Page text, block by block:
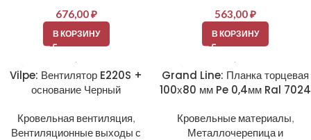
676,00₽
В КОРЗИНУ
563,00₽
В КОРЗИНУ
Vilpe: Вентилятор E220S +
основание Черный
Кровельная вентиляция,
Вентиляционные выходы с
Grand Line: Планка торцевая
100х80 мм Pe 0,4мм Ral 7024
Кровельные материалы,
Металлочерепица и